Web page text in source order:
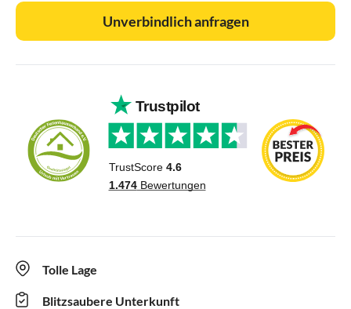
Unverbindlich anfragen
Tolle Lage
Blitzsaubere Unterkunft